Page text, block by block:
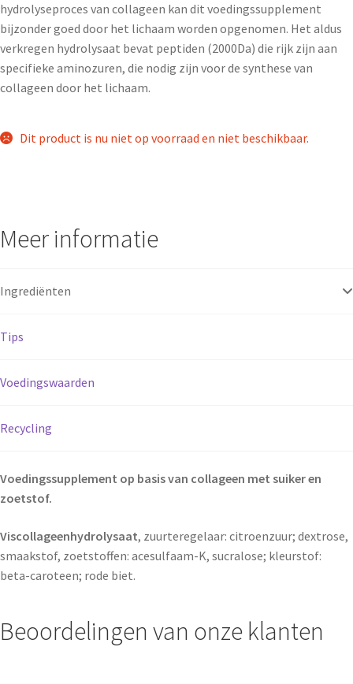
hydrolyseproces van collageen kan dit voedingssupplement
bijzonder goed door het lichaam worden opgenomen. Het aldus
verkregen hydrolysaat bevat peptiden (2000Da) die rijk zijn aan
specifieke aminozuren, die nodig zijn voor de synthese van
collageen door het lichaam.
Dit product is nu niet op voorraad en niet beschikbaar.
Meer informatie
Ingrediënten
Tips
Voedingswaarden
Recycling
Voedingssupplement op basis van collageen met suiker en
zoetstof.
Viscollageenhydrolysaat, zuurteregelaar: citroenzuur; dextrose,
smaakstof, zoetstoffen: acesulfaam-K, sucralose; kleurstof:
beta-caroteen; rode biet.
Beoordelingen van onze klanten